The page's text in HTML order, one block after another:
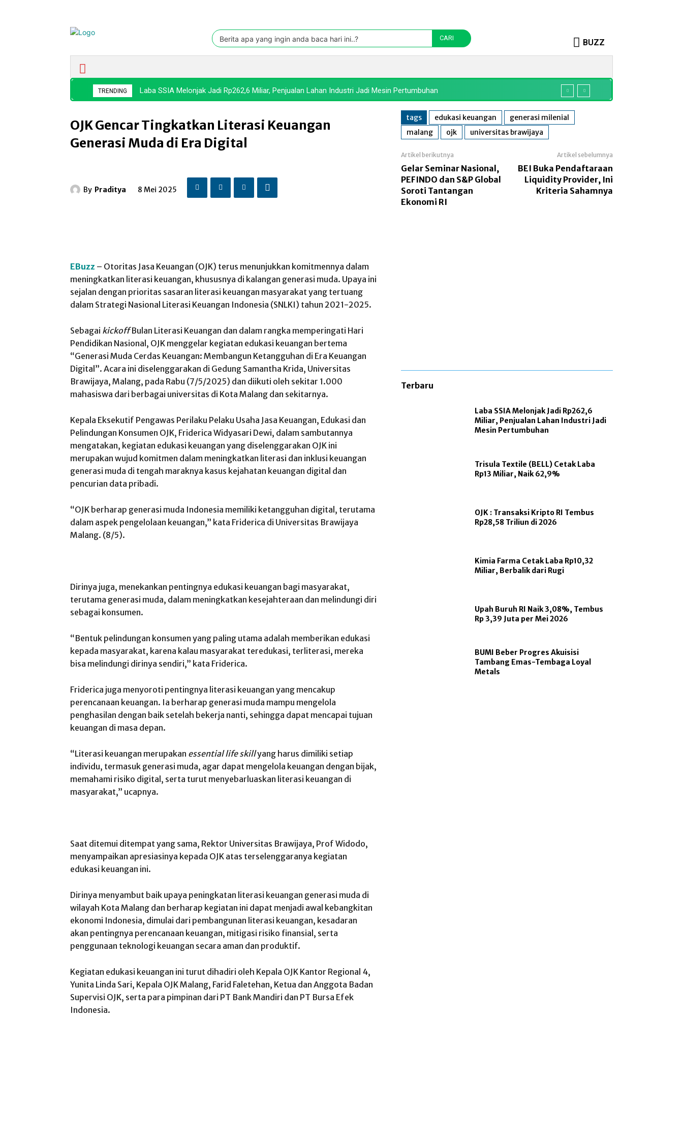
Pasaroleh TradingView
Berita apa yang ingin anda baca hari ini..? CARI BUZZ
TRENDING Laba SSIA Melonjak Jadi Rp262,6 Miliar, Penjualan Lahan Industri Jadi Mesin Pertumbuhan
OJK Gencar Tingkatkan Literasi Keuangan
Generasi Muda di Era Digital
By Praditya 8 Mei 2025
EBuzz – Otoritas Jasa Keuangan (OJK) terus menunjukkan komitmennya dalam
meningkatkan literasi keuangan, khususnya di kalangan generasi muda. Upaya ini
sejalan dengan prioritas sasaran literasi keuangan masyarakat yang tertuang
dalam Strategi Nasional Literasi Keuangan Indonesia (SNLKI) tahun 2021-2025.
Sebagai kickoffBulan Literasi Keuangan dan dalam rangka memperingati Hari
Pendidikan Nasional, OJK menggelar kegiatan edukasi keuangan bertema
“Generasi Muda Cerdas Keuangan: Membangun Ketangguhan di Era Keuangan
Digital”. Acara ini diselenggarakan di Gedung Samantha Krida, Universitas
Brawijaya, Malang, pada Rabu (7/5/2025) dan diikuti oleh sekitar 1.000
mahasiswa dari berbagai universitas di Kota Malang dan sekitarnya.
Kepala Eksekutif Pengawas Perilaku Pelaku Usaha Jasa Keuangan, Edukasi dan
Pelindungan Konsumen OJK, Friderica Widyasari Dewi, dalam sambutannya
mengatakan, kegiatan edukasi keuangan yang diselenggarakan OJK ini
merupakan wujud komitmen dalam meningkatkan literasi dan inklusi keuangan
generasi muda di tengah maraknya kasus kejahatan keuangan digital dan
pencurian data pribadi.
“OJK berharap generasi muda Indonesia memiliki ketangguhan digital, terutama
dalam aspek pengelolaan keuangan,” kata Friderica di Universitas Brawijaya
Malang. (8/5).
Dirinya juga, menekankan pentingnya edukasi keuangan bagi masyarakat,
terutama generasi muda, dalam meningkatkan kesejahteraan dan melindungi diri
sebagai konsumen.
“Bentuk pelindungan konsumen yang paling utama adalah memberikan edukasi
kepada masyarakat, karena kalau masyarakat teredukasi, terliterasi, mereka
bisa melindungi dirinya sendiri,” kata Friderica.
Friderica juga menyoroti pentingnya literasi keuangan yang mencakup
perencanaan keuangan. Ia berharap generasi muda mampu mengelola
penghasilan dengan baik setelah bekerja nanti, sehingga dapat mencapai tujuan
keuangan di masa depan.
“Literasi keuangan merupakan essential life skillyang harus dimiliki setiap
individu, termasuk generasi muda, agar dapat mengelola keuangan dengan bijak,
memahami risiko digital, serta turut menyebarluaskan literasi keuangan di
masyarakat,” ucapnya.
Saat ditemui ditempat yang sama, Rektor Universitas Brawijaya, Prof Widodo,
menyampaikan apresiasinya kepada OJK atas terselenggaranya kegiatan
edukasi keuangan ini.
Dirinya menyambut baik upaya peningkatan literasi keuangan generasi muda di
wilayah Kota Malang dan berharap kegiatan ini dapat menjadi awal kebangkitan
ekonomi Indonesia, dimulai dari pembangunan literasi keuangan, kesadaran
akan pentingnya perencanaan keuangan, mitigasi risiko finansial, serta
penggunaan teknologi keuangan secara aman dan produktif.
Kegiatan edukasi keuangan ini turut dihadiri oleh Kepala OJK Kantor Regional 4,
Yunita Linda Sari, Kepala OJK Malang, Farid Faletehan, Ketua dan Anggota Badan
Supervisi OJK, serta para pimpinan dari PT Bank Mandiri dan PT Bursa Efek
Indonesia.
tags edukasi keuangan
generasi milenial
malang
ojk universitas brawijaya
Artikel berikutnya
Gelar Seminar Nasional,
PEFINDO dan S&P Global
Soroti Tantangan
Ekonomi RI
Artikel sebelumnya
BEI Buka Pendaftaraan
Liquidity Provider, Ini
Kriteria Sahamnya
Terbaru
Laba SSIA Melonjak Jadi Rp262,6
Miliar, Penjualan Lahan Industri Jadi
Mesin Pertumbuhan
Trisula Textile (BELL) Cetak Laba
Rp13 Miliar, Naik 62,9%
OJK : Transaksi Kripto RI Tembus
Rp28,58 Triliun di 2026
Kimia Farma Cetak Laba Rp10,32
Miliar, Berbalik dari Rugi
Upah Buruh RI Naik 3,08%, Tembus
Rp 3,39 Juta per Mei 2026
BUMI Beber Progres Akuisisi
Tambang Emas-Tembaga Loyal
Metals